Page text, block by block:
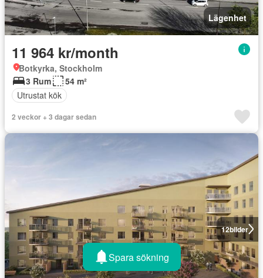
Lägenhet
11 964 kr/month
Botkyrka, Stockholm
3 Rum
54 m²
Utrustat kök
2 veckor + 3 dagar sedan
12bilder
Spara sökning